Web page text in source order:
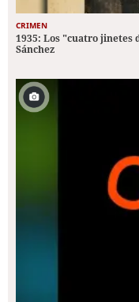
CRIMEN
1935: Los "cuatro jinetes
Sánchez